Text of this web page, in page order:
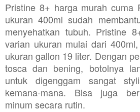
Pristine 8+ harga murah cuma
ukuran 400ml sudah
menyehatkan tubuh. Pristine
varian ukuran mulai dari
ukuran gallon 19 liter. Dengan
tosca dan bening, botolnya
untuk digenggam sangat
kemana-mana. Bisa juga
minum secara rutin.